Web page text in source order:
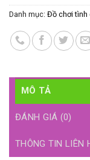
Danh mục: Đồ chơi tình
MÔ TẢ
ĐÁNH GIÁ (0)
THÔNG TIN LIÊN